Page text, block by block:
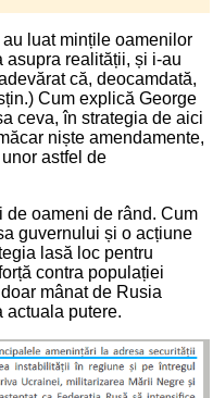
luat mințile oamenilor
asupra realității, și i-au
că, deocamdată,
Cum explică George
ceva, în strategia de aici
niște amendamente,
astfel de
de oameni de rând. Cum
guvernului și o acțiune
lasă loc pentru
contra populației
mânat de Rusia
actuala putere.